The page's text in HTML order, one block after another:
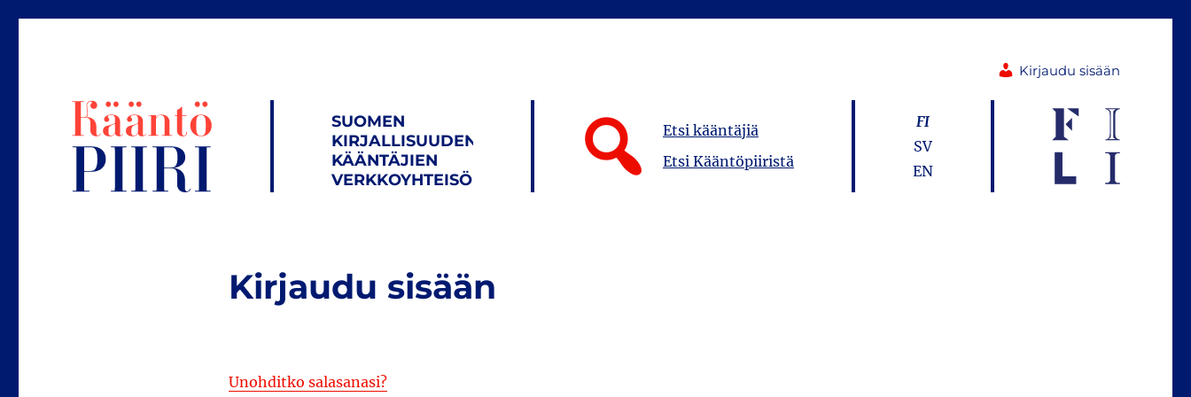
Kirjaudu sisään
SUOMEN
KIRJALLISUUDEN
KÄÄNTÄJIEN
VERKKOYHTEISÖ
Etsi kääntäjiä
Etsi Kääntöpiiristä
FI
SV
EN
Kirjaudu sisään
Unohditko salasanasi?